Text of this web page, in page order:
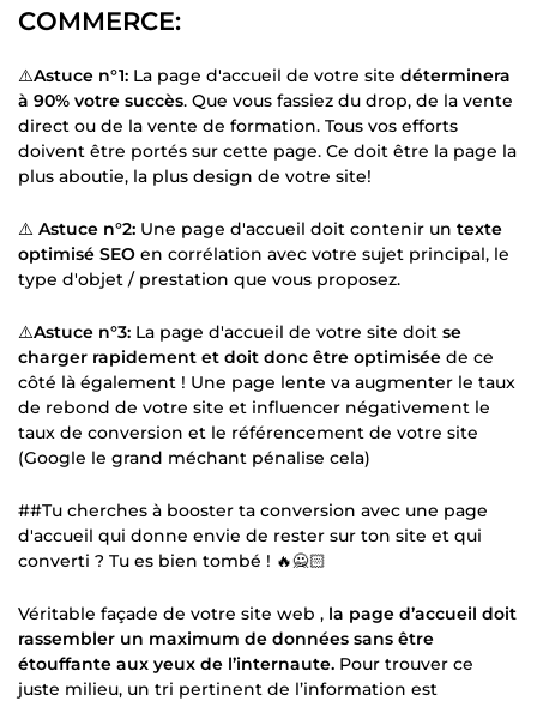
COMMERCE:
⚠️Astuce n°1: La page d'accueil de votre site déterminera
à 90% votre succès. Que vous fassiez du drop, de la vente
direct ou de la vente de formation. Tous vos efforts
doivent être portés sur cette page. Ce doit être la page la
plus aboutie, la plus design de votre site!
⚠️ Astuce n°2: Une page d'accueil doit contenir un texte
optimisé SEO en corrélation avec votre sujet principal, le
type d'objet / prestation que vous proposez.
⚠️Astuce n°3: La page d'accueil de votre site doit se
charger rapidement et doit donc être optimisée de ce
côté là également ! Une page lente va augmenter le taux
de rebond de votre site et influencer négativement le
taux de conversion et le référencement de votre site
(Google le grand méchant pénalise cela)
##Tu cherches à booster ta conversion avec une page
d'accueil qui donne envie de rester sur ton site et qui
converti ? Tu es bien tombé ! 🔥🙅🏻
Véritable façade de votre site web , la page d’accueil doit
rassembler un maximum de données sans être
étouffante aux yeux de l’internaute. Pour trouver ce
juste milieu, un tri pertinent de l’information est